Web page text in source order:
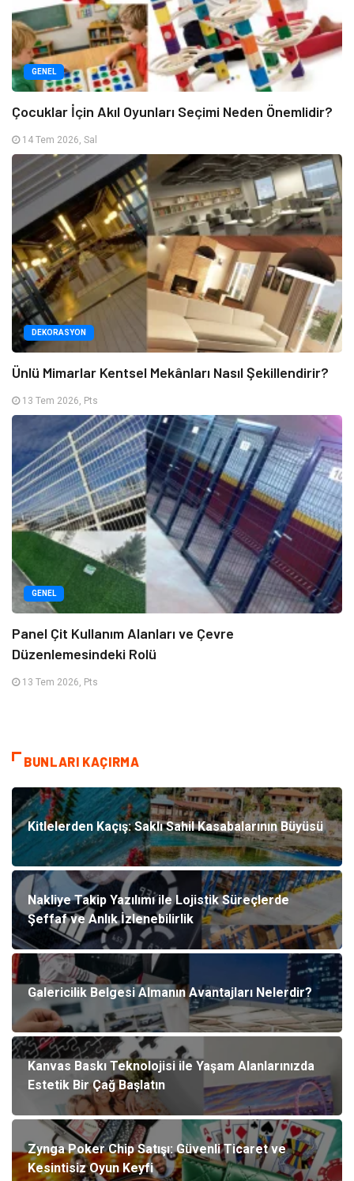
GENEL
Çocuklar İçin Akıl Oyunları Seçimi Neden Önemlidir?
14 Tem 2026, Sal
DEKORASYON
Ünlü Mimarlar Kentsel Mekânları Nasıl Şekillendirir?
13 Tem 2026, Pts
GENEL
Panel Çit Kullanım Alanları ve Çevre
Düzenlemesindeki Rolü
13 Tem 2026, Pts
BUNLARI KAÇIRMA
Kitlelerden Kaçış: Saklı Sahil Kasabalarının Büyüsü
Nakliye Takip Yazılımı ile Lojistik Süreçlerde
Şeffaf ve Anlık İzlenebilirlik
Galericilik Belgesi Almanın Avantajları Nelerdir?
Kanvas Baskı Teknolojisi ile Yaşam Alanlarınızda
Estetik Bir Çağ Başlatın
Zynga Poker Chip Satışı: Güvenli Ticaret ve
Kesintisiz Oyun Keyfi